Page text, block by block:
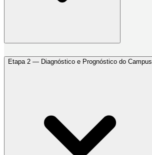
Etapa 2 — Diagnóstico e Prognóstico do Campus